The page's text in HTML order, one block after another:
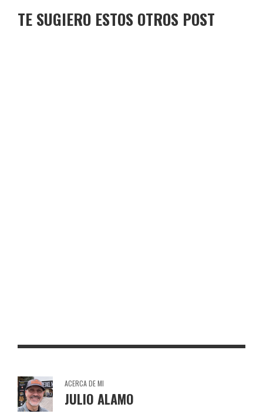
TE SUGIERO ESTOS OTROS POST
ACERCA DE MI
JULIO ALAMO